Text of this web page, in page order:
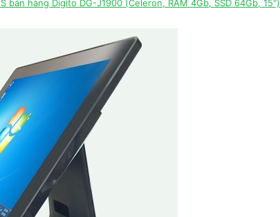
bán hàng Digito DG-J1900 (Celeron, RAM 4Gb, SSD 64Gb, 15")